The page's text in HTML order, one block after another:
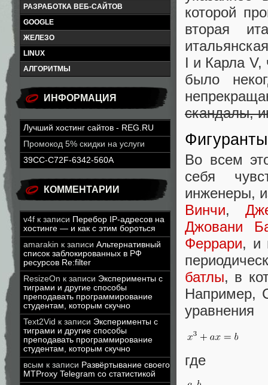
РАЗРАБОТКА ВЕБ-САЙТОВ
GOOGLE
ЖЕЛЕЗО
LINUX
АЛГОРИТМЫ
ИНФОРМАЦИЯ
Лучший хостинг сайтов - REG.RU
Промокод 5% скидки на услуги
39CC-C72F-6342-560A
КОММЕНТАРИИ
v4f к записи Перебор IP-адресов на
хостинге — и как с этим бороться
amarakin к записи Альтернативный
список заблокированных в РФ
ресурсов Re:filter
ResizeOn к записи Эксперименты с
тиграми и другие способы
преподавать программирование
студентам, которым скучно
Text2Vid к записи Эксперименты с
тиграми и другие способы
преподавать программирование
студентам, которым скучно
всым к записи Развёртывание своего
MTProxy Telegram со статистикой
которой
вторая
I и Карла V,
было
скандалы,
Во всем
себя
инженеры,
Винчи,
Джовани
Феррари, и
батлы, в
Например,
уравнения
где